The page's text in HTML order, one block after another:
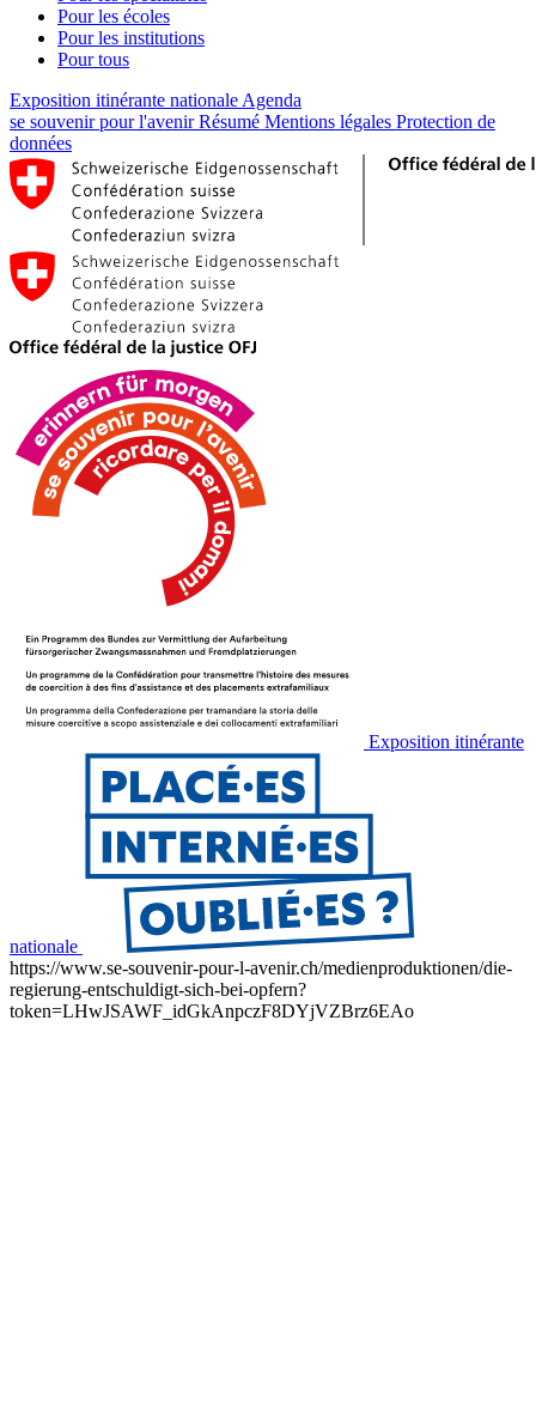
Pour les écoles
Pour les institutions
Pour tous
Exposition itinérante nationale Agenda
se souvenir pour l'avenirRésumé Mentions légales Protection de
données
Exposition itinérante
nationale
https://www.se-souvenir-pour-l-avenir.ch/medienproduktionen/die-
regierung-entschuldigt-sich-bei-opfern?
token=LHwJSAWF_idGkAnpczF8DYjVZBrz6EAo